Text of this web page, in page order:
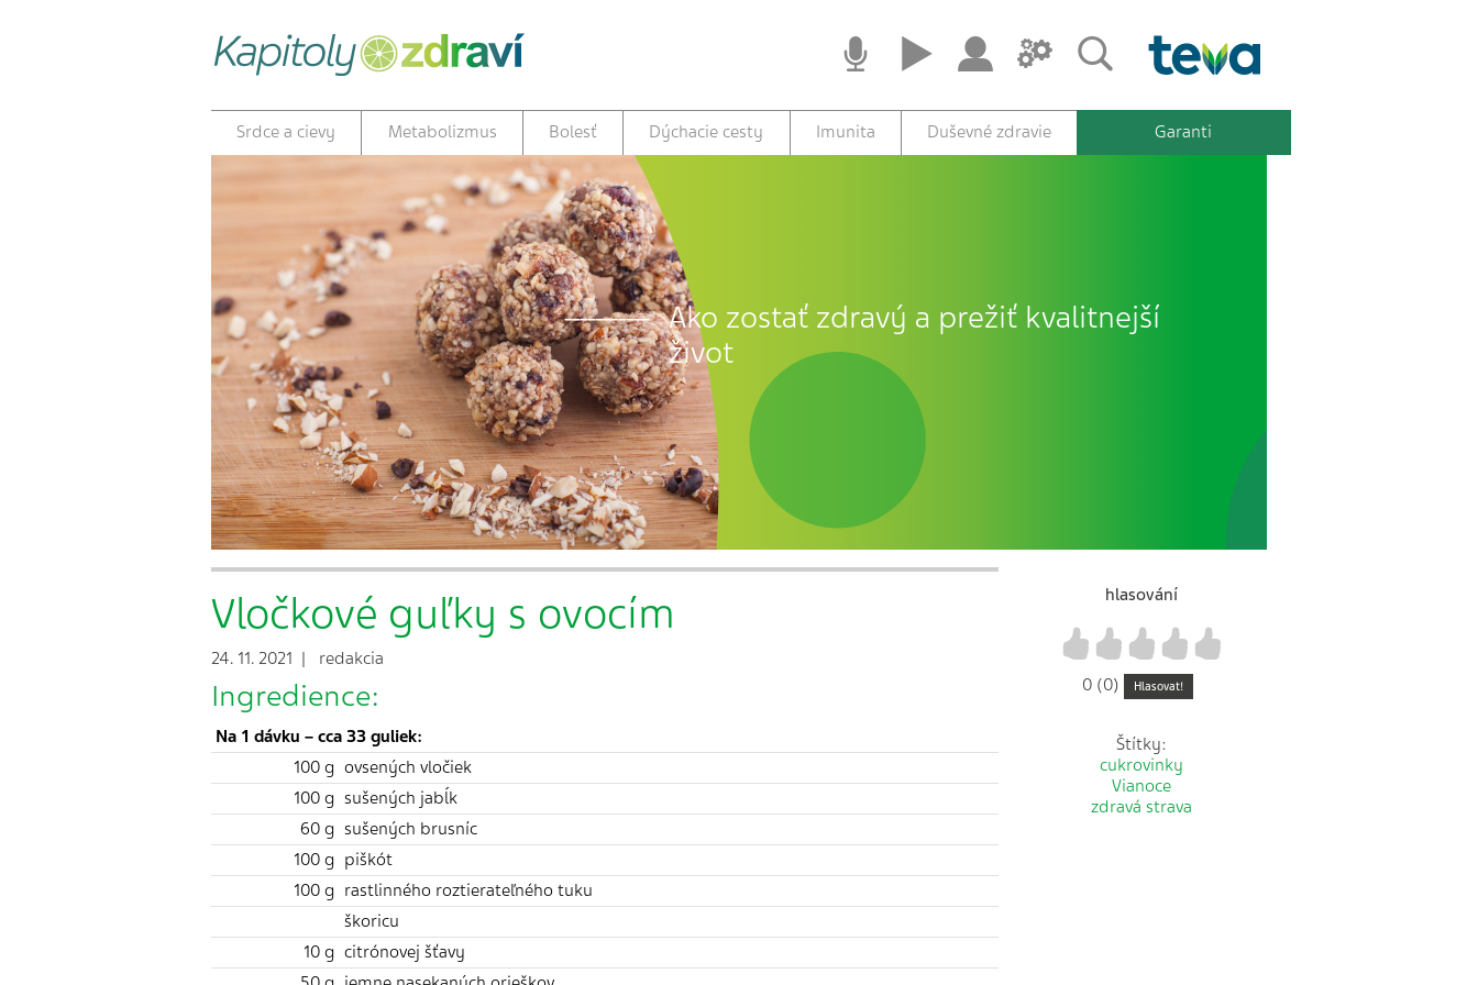
Srdce a cievy Metabolizmus Bolesť Dýchacie cesty Imunita Duševné zdravie Garanti
Ako zostať zdravý a prežiť kvalitnejší
život
Vločkové guľky s ovocím
24. 11. 2021 | redakcia
Ingredience:
Na 1 dávku – cca 33 guliek:
100 g ovsených vločiek
100 g sušených jabĺk
60 g sušených brusníc
100 g piškót
100 g rastlinného roztierateľného tuku
škoricu
10 g citrónovej šťavy
hlasování
4
3
2
1
0 (0) Hlasovat!
Štítky:
cukrovinky
Vianoce
zdravá strava